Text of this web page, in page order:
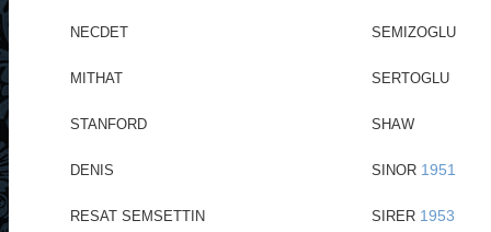
NECDET SEMIZOGLU
MITHAT SERTOGLU
STANFORD SHAW
DENIS SINOR 1951
RESAT SEMSETTIN SIRER 1953